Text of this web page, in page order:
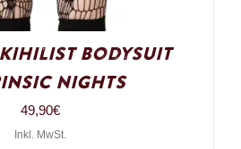
Bodysuit
Nights
49,90€
Inkl. MwSt.